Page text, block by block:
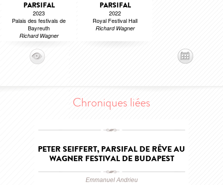
PARSIFAL
2023
Palais des festivals de
Bayreuth
Richard Wagner
PARSIFAL
2022
Royal Festival Hall
Richard Wagner
Chroniques liées
PETER SEIFFERT, PARSIFAL DE RÊVE AU
WAGNER FESTIVAL DE BUDAPEST
Emmanuel Andrieu